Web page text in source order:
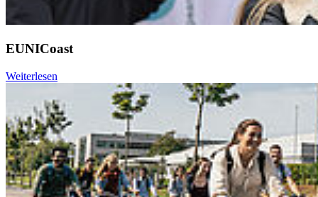
EUNICoast
Weiterlesen
Go to slide 1
Go to slide 2
Go to slide 3
Go to slide 4
Go to slide 5
Go to slide 6